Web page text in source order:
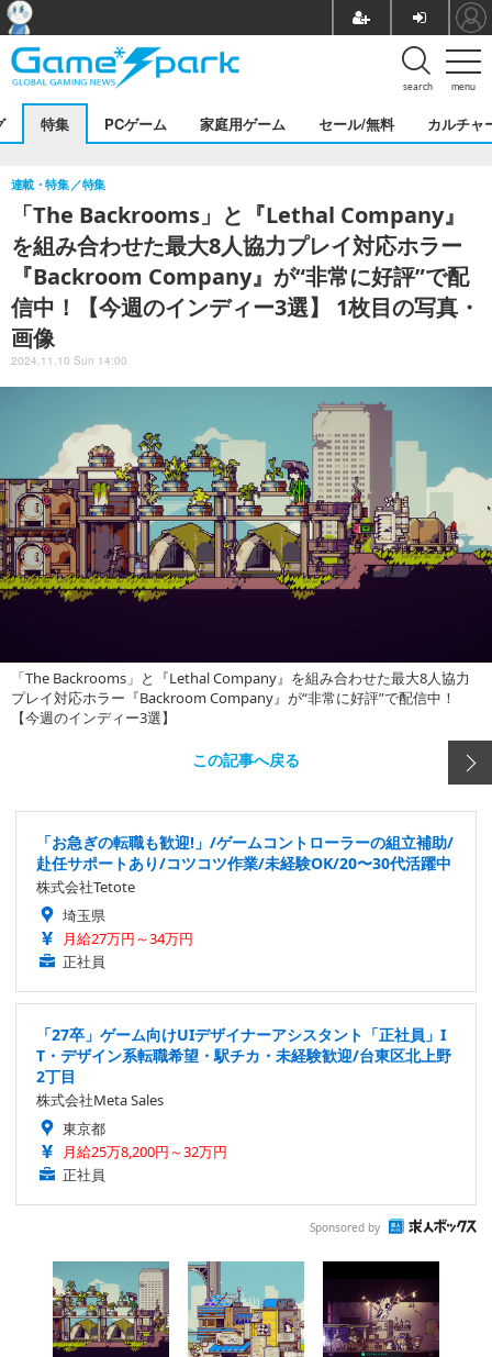
menu
search
特集 PCゲーム 家庭用ゲーム セール/無料 カルチャ
「The Backrooms」と『Lethal Company』
を組み合わせた最大8人協力プレイ対応ホラー
『Backroom Company』が“非常に好評”で配
信中！【今週のインディー3選】 1枚目の写真・
画像
連載・特集 特集
2024.11.10 Sun 14:00
「The Backrooms」と『Lethal Company』を組み合わせた最大8人協力
プレイ対応ホラー『Backroom Company』が“非常に好評”で配信中！
【今週のインディー3選】
この記事へ戻る
「お急ぎの転職も歓迎!」/ゲームコントローラーの組立補助/
赴任サポートあり/コツコツ作業/未経験OK/20〜30代活躍中
株式会社Tetote
埼玉県
月給27万円～34万円
正社員
「27卒」ゲーム向けUIデザイナーアシスタント「正社員」I
T・デザイン系転職希望・駅チカ・未経験歓迎/台東区北上野
2丁目
株式会社Meta Sales
東京都
月給25万8,200円～32万円
正社員
Sponsored by